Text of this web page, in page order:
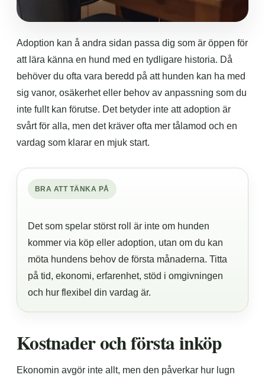
Adoption kan å andra sidan passa dig som är öppen för
att lära känna en hund med en tydligare historia. Då
behöver du ofta vara beredd på att hunden kan ha med
sig vanor, osäkerhet eller behov av anpassning som du
inte fullt kan förutse. Det betyder inte att adoption är
svårt för alla, men det kräver ofta mer tålamod och en
vardag som klarar en mjuk start.
BRA ATT TÄNKA PÅ
Det som spelar störst roll är inte om hunden
kommer via köp eller adoption, utan om du kan
möta hundens behov de första månaderna. Titta
på tid, ekonomi, erfarenhet, stöd i omgivningen
och hur flexibel din vardag är.
Kostnader och första inköp
Ekonomin avgör inte allt, men den påverkar hur lugn